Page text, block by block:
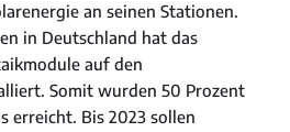
an seinen Stationen.
in Deutschland hat das
auf den
Somit wurden 50 Prozent
erreicht. Bis 2023 sollen